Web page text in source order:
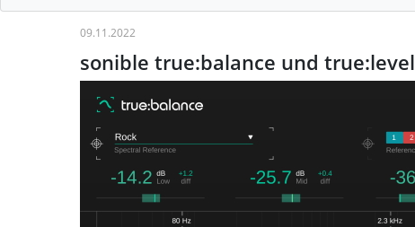
09.11.2022
sonible true:balance und true:level